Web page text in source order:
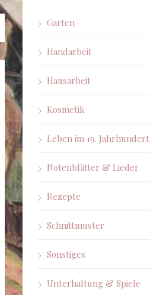
Garten
Handarbeit
Hausarbeit
Kosmetik
Leben im 19. Jahrhundert
Notenblätter & Lieder
Rezepte
Schnittmuster
Sonstiges
Unterhaltung & Spiele